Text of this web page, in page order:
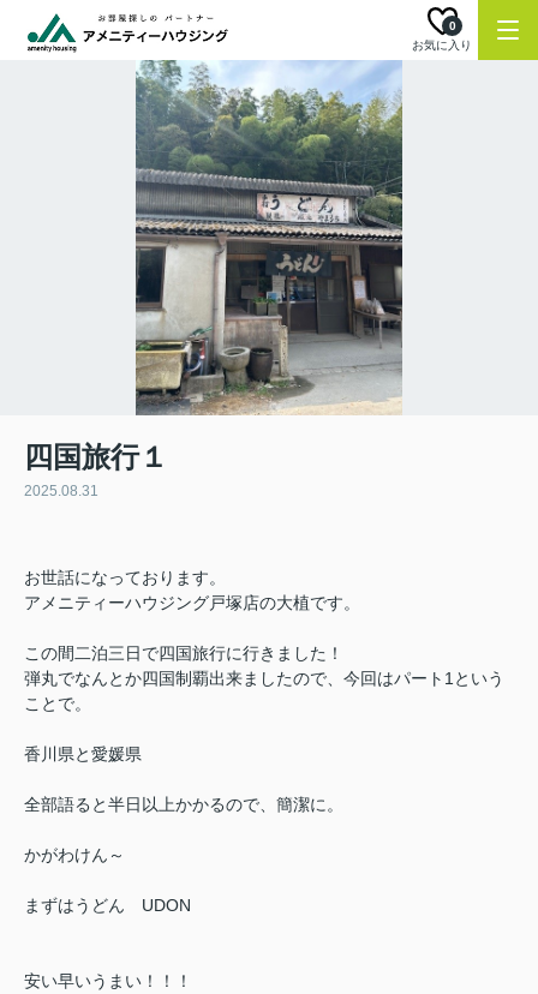
お気に入り
0
四国旅行１
2025.08.31
お世話になっております。
アメニティーハウジング戸塚店の大植です。
この間二泊三日で四国旅行に行きました！
弾丸でなんとか四国制覇出来ましたので、今回はパート1という
ことで。
香川県と愛媛県
全部語ると半日以上かかるので、簡潔に。
かがわけん～
まずはうどん UDON
安い早いうまい！！！